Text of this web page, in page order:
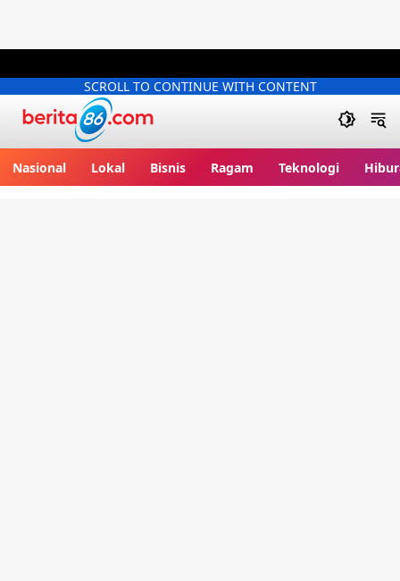
SCROLL TO CONTINUE WITH CONTENT
Nasional Lokal Bisnis Ragam Teknologi